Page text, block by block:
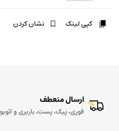
کپی لینک نشان کردن
ارسال منعطف
فوری، پیک، پست، باربری و